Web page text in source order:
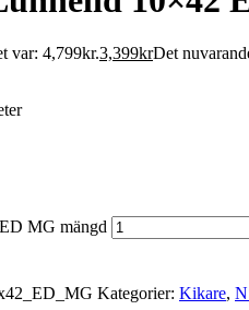
var: 4,799kr.3,399krDet
MG mängd
Kategorier: Kikare,